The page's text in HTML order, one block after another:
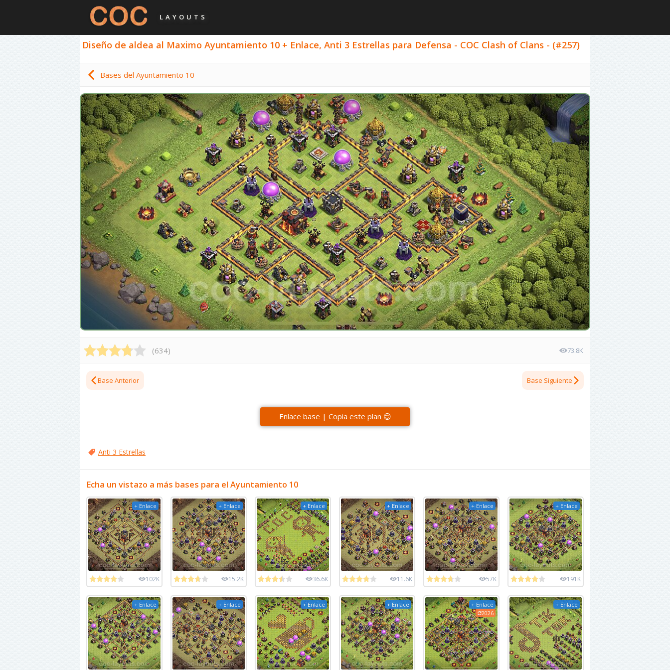
LAYOUTS
Diseño de aldea al Maximo Ayuntamiento 10 + Enlace, Anti 3 Estrellas para Defensa - COC Clash of Clans - (#257)
Bases del Ayuntamiento 10
(634) 73.8K
Base Anterior Base Siguiente
Enlace base | Copia este plan 😊
Anti 3 Estrellas
Echa un vistazo a más bases para el Ayuntamiento 10
+ Enlace
102K
+ Enlace
15.2K
+ Enlace
36.6K
+ Enlace
11.6K
+ Enlace
57K
+ Enlace
191K
+ Enlace + Enlace + Enlace + Enlace
+ Enlace
2026
+ Enlace